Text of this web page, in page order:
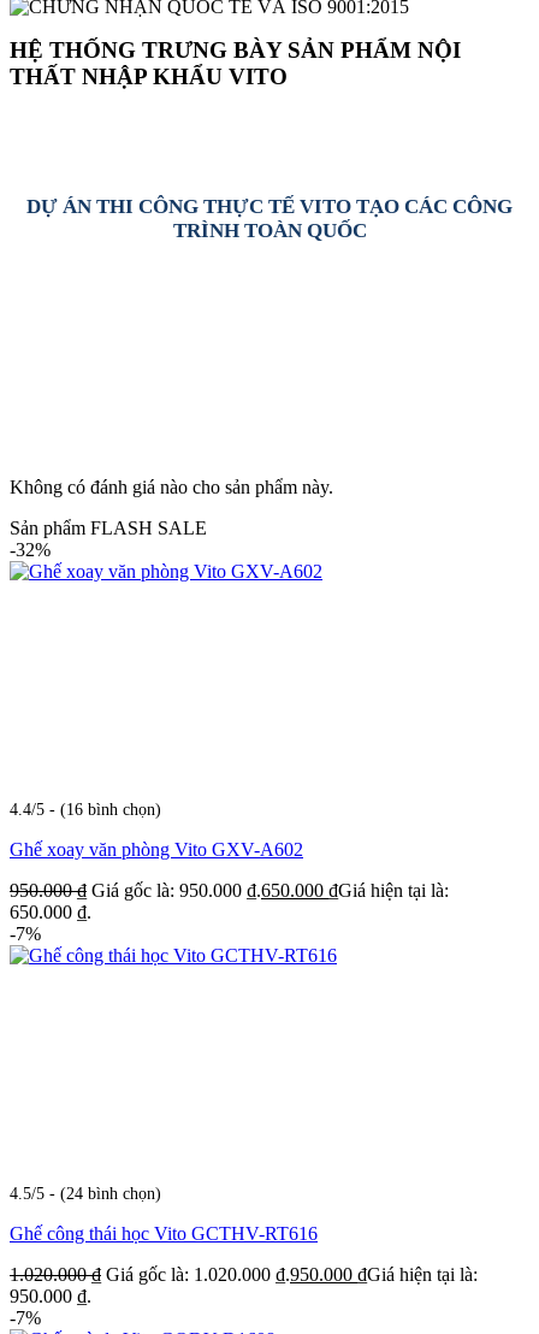
HỆ THỐNG TRƯNG BÀY SẢN PHẨM NỘI
THẤT NHẬP KHẨU VITO
DỰ ÁN THI CÔNG THỰC TẾ VITO TẠO CÁC CÔNG
TRÌNH TOÀN QUỐC
Không có đánh giá nào cho sản phẩm này.
Sản phẩm FLASH SALE
-32%
4.4/5 - (16 bình chọn)
Ghế xoay văn phòng Vito GXV-A602
950.000₫ Giá gốc là: 950.000 ₫.650.000 ₫Giá hiện tại là:
650.000 ₫.
-7%
4.5/5 - (24 bình chọn)
Ghế công thái học Vito GCTHV-RT616
1.020.000₫ Giá gốc là: 1.020.000 ₫.950.000 ₫Giá hiện tại là:
950.000 ₫.
-7%